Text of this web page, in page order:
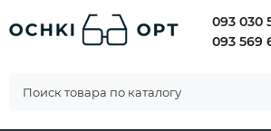
093 030
093 569